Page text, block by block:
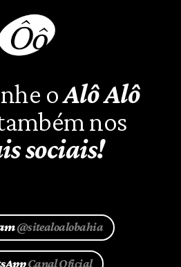
oAlô Alô
nos
sociais!
@sitealoalobahia
Canal Oficial